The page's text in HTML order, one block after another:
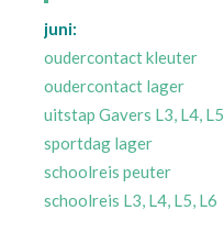
juni:
oudercontact kleuter
oudercontact lager
uitstap Gavers L3, L4, L5
sportdag lager
schoolreis peuter
schoolreis L3, L4, L5, L6